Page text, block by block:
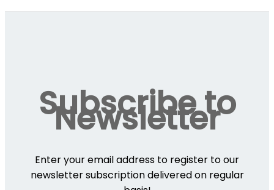
Subscribe to
Newsletter
Enter your email address to register to our
newsletter subscription delivered on regular